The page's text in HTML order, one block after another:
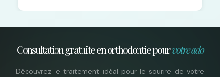
Consultation gratuite en orthodontie pourvotre ado
Découvrez le traitement idéal pour le sourire de votre